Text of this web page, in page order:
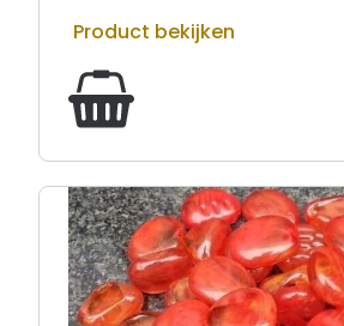
Product bekijken